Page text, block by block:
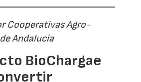
Cooperativas Agro-
Andalucía
BioChargae